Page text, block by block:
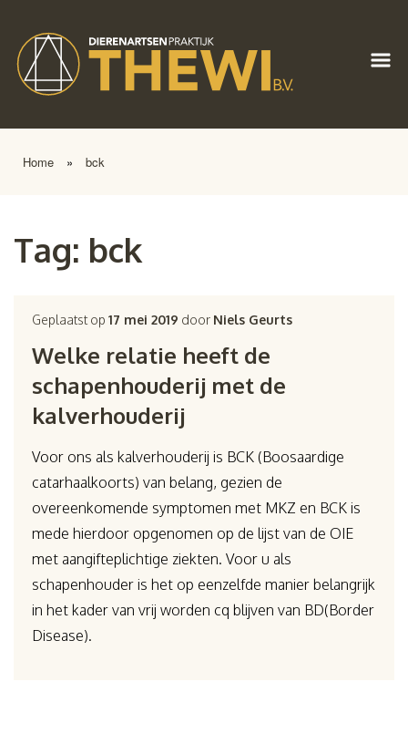
Home » bck
Tag: bck
Geplaatst op17 mei 2019 door Niels Geurts
Welke relatie heeft de
schapenhouderij met de
kalverhouderij
Voor ons als kalverhouderij is BCK (Boosaardige
catarhaalkoorts) van belang, gezien de
overeenkomende symptomen met MKZ en BCK is
mede hierdoor opgenomen op de lijst van de OIE
met aangifteplichtige ziekten. Voor u als
schapenhouder is het op eenzelfde manier belangrijk
in het kader van vrij worden cq blijven van BD(Border
Disease).